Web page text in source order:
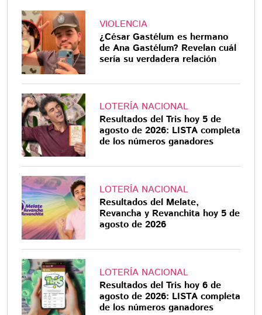
VIOLENCIA
¿César Gastélum es hermano
de Ana Gastélum? Revelan cuál
sería su verdadera relación
LOTERÍA NACIONAL
Resultados del Tris hoy 5 de
agosto de 2026: LISTA completa
de los números ganadores
LOTERÍA NACIONAL
Resultados del Melate,
Revancha y Revanchita hoy 5 de
agosto de 2026
LOTERÍA NACIONAL
Resultados del Tris hoy 6 de
agosto de 2026: LISTA completa
de los números ganadores